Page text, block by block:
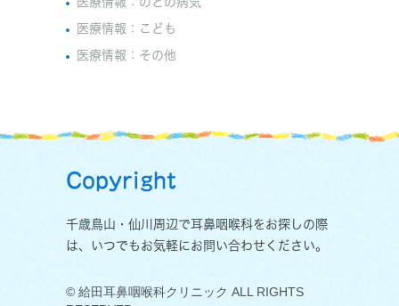
医療情報：こども
医療情報：その他
Copyright
千歳鳥山・仙川周辺で耳鼻咽喉科をお探しの際
は、いつでもお気軽にお問い合わせください。
© 給田耳鼻咽喉科クリニック ALL RIGHTS